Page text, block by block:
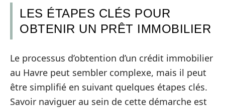
LES ÉTAPES CLÉS POUR
OBTENIR UN PRÊT IMMOBILIER
Le processus d’obtention d’un crédit immobilier
au Havre peut sembler complexe, mais il peut
être simplifié en suivant quelques étapes clés.
Savoir naviguer au sein de cette démarche est